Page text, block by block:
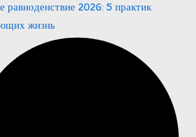
равноденствие 2026: 5 практик
жизнь